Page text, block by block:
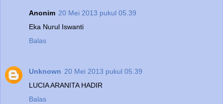
Anonim 20 Mei 2013 pukul 05.39
Eka Nurul Iswanti
Balas
Unknown 20 Mei 2013 pukul 05.39
LUCIA ARANITA HADIR
Balas